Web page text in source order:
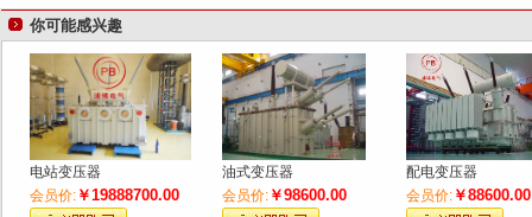
你可能感兴趣
电站变压器
会员价: ￥19888700.00
油式变压器
会员价:￥98600.00
配电变压器
会员价:￥88600.00